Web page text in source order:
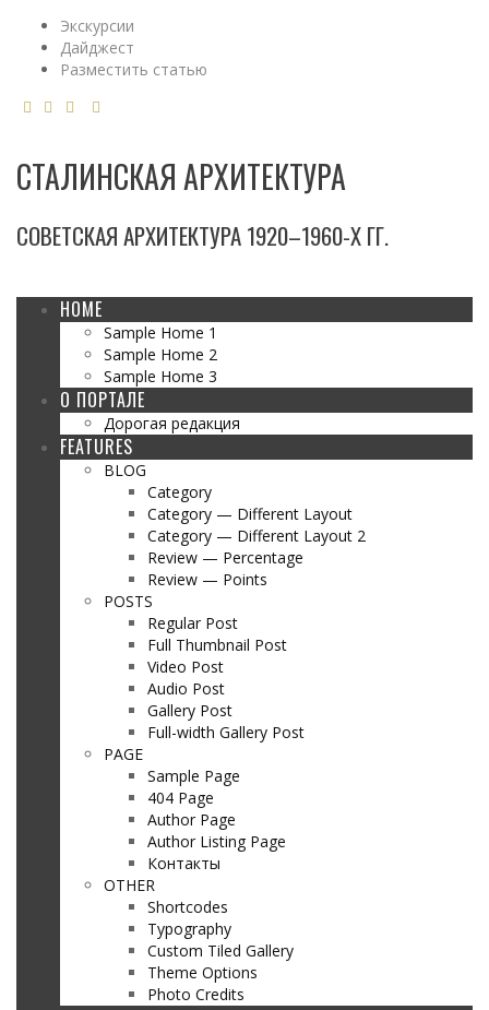
Экскурсии
Дайджест
Разместить статью
СТАЛИНСКАЯ АРХИТЕКТУРА
СОВЕТСКАЯ АРХИТЕКТУРА 1920–1960-Х ГГ.
HOME
Sample Home 1
Sample Home 2
Sample Home 3
О ПОРТАЛЕ
Дорогая редакция
FEATURES
BLOG
Category
Category — Different Layout
Category — Different Layout 2
Review — Percentage
Review — Points
POSTS
Regular Post
Full Thumbnail Post
Video Post
Audio Post
Gallery Post
Full-width Gallery Post
PAGE
Sample Page
404 Page
Author Page
Author Listing Page
Контакты
OTHER
Shortcodes
Typography
Custom Tiled Gallery
Theme Options
Photo Credits